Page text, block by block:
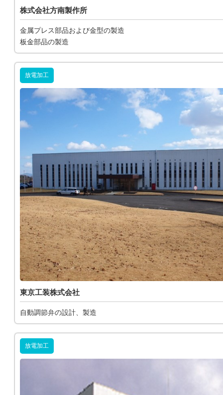
株式会社方南製作所
金属プレス部品および金型の製造
板金部品の製造
放電加工
東京工装株式会社
自動調節弁の設計、製造
放電加工